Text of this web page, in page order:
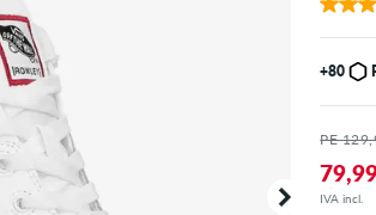
+80
PE
IVA incl.